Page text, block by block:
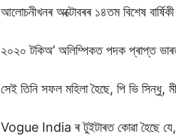
আলোচনীখনৰ অক্টোবৰৰ ১৪তম বিশেষ
২০২০ টকিঅ’ অলিম্পিকত পদক প্ৰাপ্ত
সেই তিনি সফল মহিলা হৈছে, পি ভি সিন্ধু,
Vogue India ৰ টুইটাৰত কোৱা হৈছে যে,